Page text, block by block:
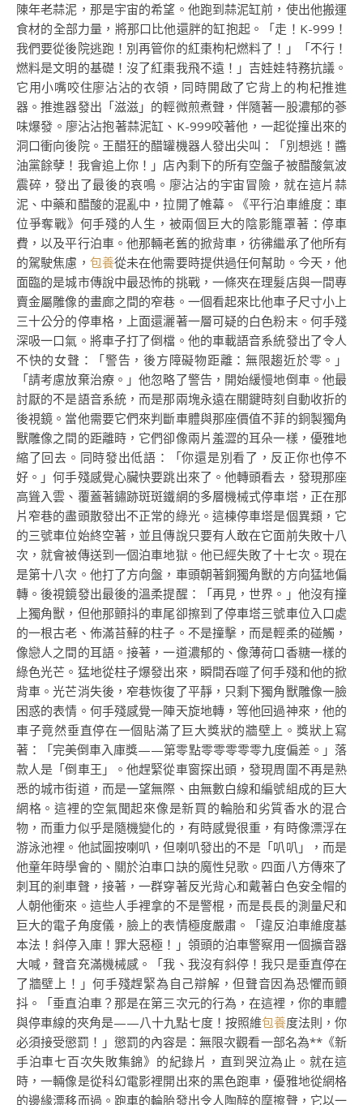
陳年老蒜泥，那是宇宙的希望。他跑到蒜泥缸前，使出他搬運
食材的全部力量，將那口比他還胖的缸抱起。「走！K-999！
我們要從後院逃跑！別再管你的紅棗枸杞燃料了！」「不行！
燃料是文明的基礎！沒了紅棗我飛不遠！」吉娃娃特務抗議。
它用小嘴咬住廖沾沾的衣領，同時開啟了它背上的枸杞推進
器。推進器發出「滋滋」的輕微煎煮聲，伴隨著一股濃郁的蔘
味爆發。廖沾沾抱著蒜泥缸、K-999咬著他，一起從撞出來的
洞口衝向後院。王醋狂的醋罐機器人發出尖叫：「別想逃！醬
油黨餘孽！我會追上你！」店內剩下的所有空盤子被醋酸氣波
震碎，發出了最後的哀鳴。廖沾沾的宇宙冒險，就在這片蒜
泥、中藥和醋酸的混亂中，拉開了帷幕。《平行泊車維度：車
位爭奪戰》何手殘的人生，被兩個巨大的陰影籠罩著：停車
費，以及平行泊車。他那輛老舊的掀背車，彷彿繼承了他所有
的駕駛焦慮， 包養從未在他需要時提供過任何幫助。今天，他
面臨的是城市傳說中最恐怖的挑戰，一條夾在理髮店與一間專
賣金屬雕像的畫廊之間的窄巷。一個看起來比他車子尺寸小上
三十公分的停車格，上面還灑著一層可疑的白色粉末。何手殘
深吸一口氣。將車子打了倒檔。他的車載語音系統發出了令人
不快的女聲：「警告，後方障礙物距離：無限趨近於零。」
「請考慮放棄治療。」他忽略了警告，開始緩慢地倒車。他最
討厭的不是語音系統，而是那兩塊永遠在關鍵時刻自動收折的
後視鏡。當他需要它們來判斷車體與那座價值不菲的銅製獨角
獸雕像之間的距離時，它們卻像兩片羞澀的耳朵一樣，優雅地
縮了回去。同時發出低語：「你還是別看了，反正你也停不
好。」何手殘感覺心臟快要跳出來了。他轉頭看去，發現那座
高聳入雲、覆蓋著鏽跡斑斑鐵網的多層機械式停車塔，正在那
片窄巷的盡頭散發出不正常的綠光。這棟停車塔是個異類，它
的三號車位始終空著，並且傳說只要有人敢在它面前失敗十八
次，就會被傳送到一個泊車地獄。他已經失敗了十七次。現在
是第十八次。他打了方向盤，車頭朝著銅獨角獸的方向猛地偏
轉。後視鏡發出最後的溫柔提醒：「再見，世界。」他沒有撞
上獨角獸，但他那顫抖的車尾卻擦到了停車塔三號車位入口處
的一根古老、佈滿苔蘚的柱子。不是撞擊，而是輕柔的碰觸，
像戀人之間的耳語。接著，一道濃郁的、像薄荷口香糖一樣的
綠色光芒。猛地從柱子爆發出來，瞬間吞噬了何手殘和他的掀
背車。光芒消失後，窄巷恢復了平靜，只剩下獨角獸雕像一臉
困惑的表情。何手殘感覺一陣天旋地轉，等他回過神來，他的
車子竟然垂直停在一個貼滿了巨大獎狀的牆壁上。獎狀上寫
著：「完美倒車入庫獎——第零點零零零零零九度偏差。」落
款人是「倒車王」。他趕緊從車窗探出頭，發現周圍不再是熟
悉的城市街道，而是一望無際、由無數白線和編號組成的巨大
網格。這裡的空氣聞起來像是新買的輪胎和劣質香水的混合
物，而重力似乎是隨機變化的，有時感覺很重，有時像漂浮在
游泳池裡。他試圖按喇叭，但喇叭發出的不是「叭叭」，而是
他童年時學會的、關於泊車口訣的魔性兒歌。四面八方傳來了
刺耳的剎車聲，接著，一群穿著反光背心和戴著白色安全帽的
人朝他衝來。這些人手裡拿的不是警棍，而是長長的測量尺和
巨大的電子角度儀，臉上的表情極度嚴肅。「違反泊車維度基
本法！斜停入庫！罪大惡極！」領頭的泊車警察用一個擴音器
大喊，聲音充滿機械感。「我、我沒有斜停！我只是垂直停在
了牆壁上！」何手殘趕緊為自己辯解，但聲音因為恐懼而顫
抖。「垂直泊車？那是在第三次元的行為，在這裡，你的車體
與停車線的夾角是——八十九點七度！按照維包養度法則，你
必須接受懲罰！」懲罰的內容是：無限次觀看一部名為**《新
手泊車七百次失敗集錦》的紀錄片，直到哭泣為止。就在這
時，一輛像是從科幻電影裡開出來的黑色跑車，優雅地從網格
的邊緣漂移而過。跑車的輪胎發出令人陶醉的摩擦聲，它以一